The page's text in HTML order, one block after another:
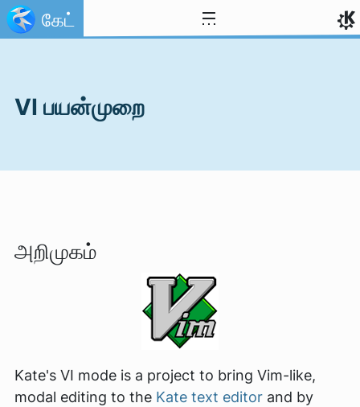
Skip to content
கேட்
VI பயன்முறை
அறிமுகம்
Kate's VI mode is a project to bring Vim-like,
modal editing to the Kate text editor and by